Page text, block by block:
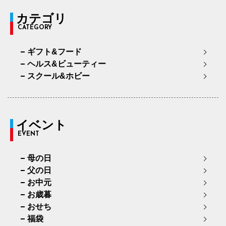
カテゴリ
CATEGORY
ギフト&フード
ヘルス&ビューティー
スクール&ホビー
イベント
EVENT
母の日
父の日
お中元
お歳暮
おせち
福袋